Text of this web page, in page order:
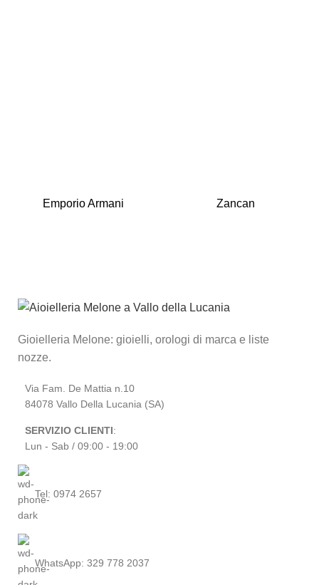
Emporio Armani Zancan
Gioielleria Melone: gioielli, orologi di marca e liste
nozze.
Via Fam. De Mattia n.10
84078 Vallo Della Lucania (SA)
SERVIZIO CLIENTI:
Lun - Sab / 09:00 - 19:00
Tel: 0974 2657
WhatsApp: 329 778 2037